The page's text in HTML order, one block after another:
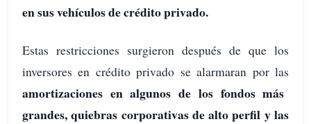
en sus vehículos de crédito privado.
Estas restricciones surgieron después de que los
inversores en crédito privado se alarmaran por las
amortizaciones en algunos de los fondos más
grandes, quiebras corporativas de alto perfil y las